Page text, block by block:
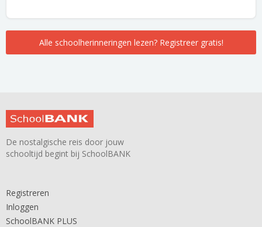
Alle schoolherinneringen lezen? Registreer gratis!
De nostalgische reis door jouw
schooltijd begint bij SchoolBANK
Registreren
Inloggen
SchoolBANK PLUS